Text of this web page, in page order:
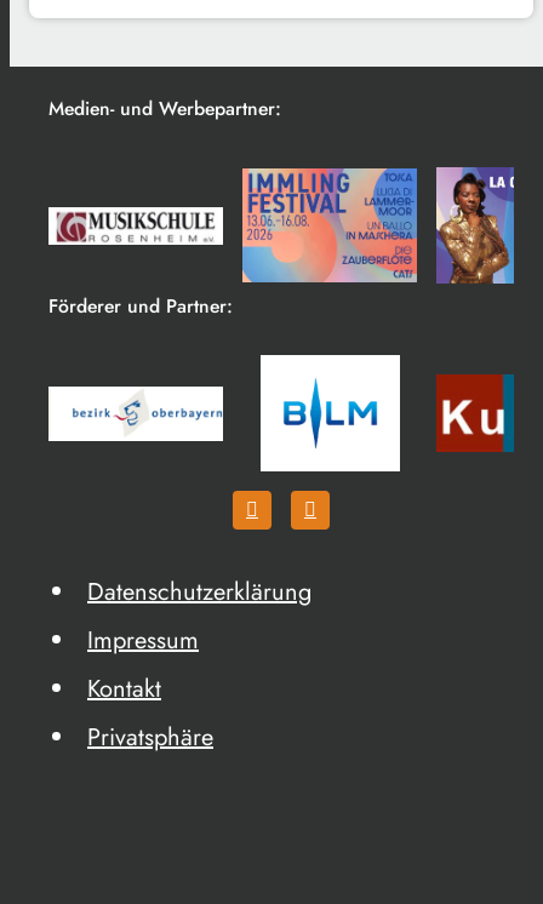
Medien- und Werbepartner:
Förderer und Partner:
Datenschutzerklärung
Impressum
Kontakt
Privatsphäre